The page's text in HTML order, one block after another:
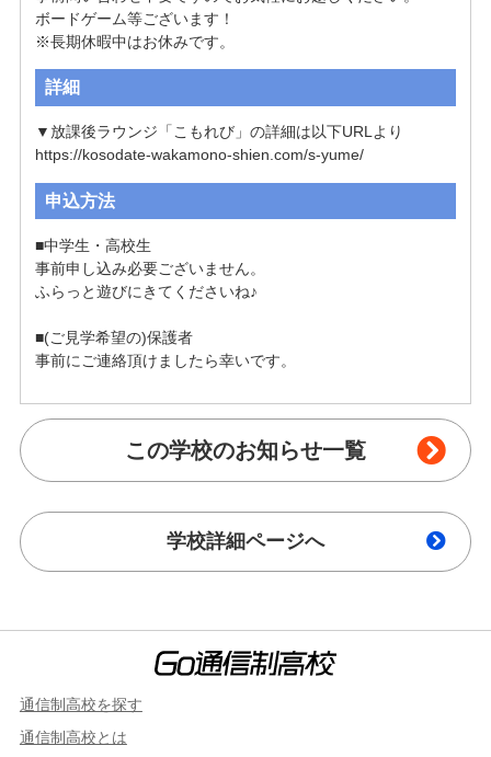
ボードゲーム等ございます！
※長期休暇中はお休みです。
詳細
▼放課後ラウンジ「こもれび」の詳細は以下URLより
https://kosodate-wakamono-shien.com/s-yume/
申込方法
■中学生・高校生
事前申し込み必要ございません。
ふらっと遊びにきてくださいね♪
■(ご見学希望の)保護者
事前にご連絡頂けましたら幸いです。
この学校のお知らせ一覧
学校詳細ページへ
通信制高校を探す
通信制高校とは